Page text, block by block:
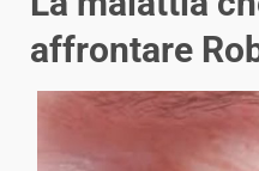
affrontare